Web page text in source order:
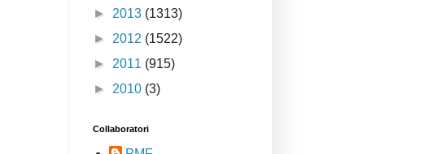
► 2013 (1313)
► 2012 (1522)
► 2011 (915)
► 2010 (3)
Collaboratori